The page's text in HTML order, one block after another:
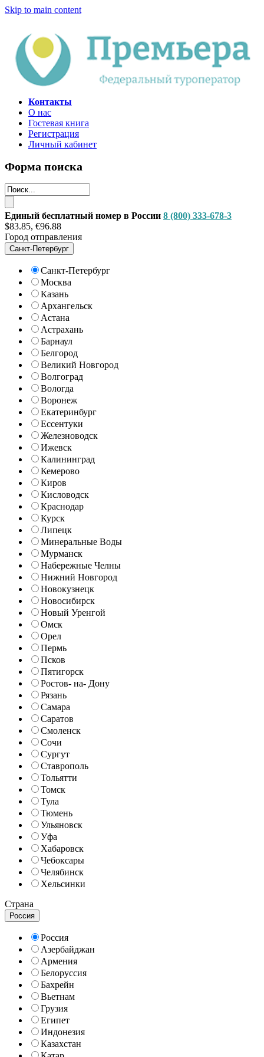
Skip to main content
Контакты
О нас
Гостевая книга
Регистрация
Личный кабинет
Форма поиска
Единый бесплатный номер в России 8 (800) 333-678-3
$83.85, €96.88
Город отправления
Санкт-Петербург
Санкт-Петербург
Москва
Казань
Архангельск
Астана
Астрахань
Барнаул
Белгород
Великий Новгород
Волгоград
Вологда
Воронеж
Екатеринбург
Ессентуки
Железноводск
Ижевск
Калининград
Кемерово
Киров
Кисловодск
Краснодар
Курск
Липецк
Минеральные Воды
Мурманск
Набережные Челны
Нижний Новгород
Новокузнецк
Новосибирск
Новый Уренгой
Омск
Орел
Пермь
Псков
Пятигорск
Ростов- на- Дону
Рязань
Самара
Саратов
Смоленск
Сочи
Сургут
Ставрополь
Тольятти
Томск
Тула
Тюмень
Ульяновск
Уфа
Хабаровск
Чебоксары
Челябинск
Хельсинки
Страна
Россия
Россия
Азербайджан
Армения
Белоруссия
Бахрейн
Вьетнам
Грузия
Египет
Индонезия
Казахстан